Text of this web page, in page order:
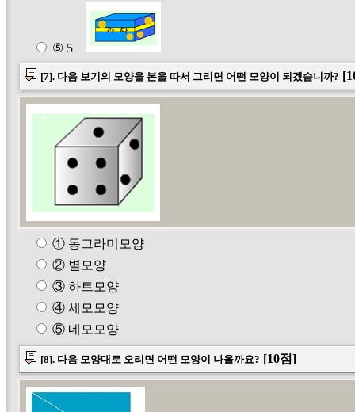
⑤ 5
[7]. 다음 보기의 모양을 본을 따서 그리면 어떤 모양이 되겠습니까?
① 동그라미모양
② 별모양
③ 하트모양
④ 세모모양
⑤ 네모모양
[8]. 다음 모양대로 오리면 어떤 모양이 나올까요? [10점]